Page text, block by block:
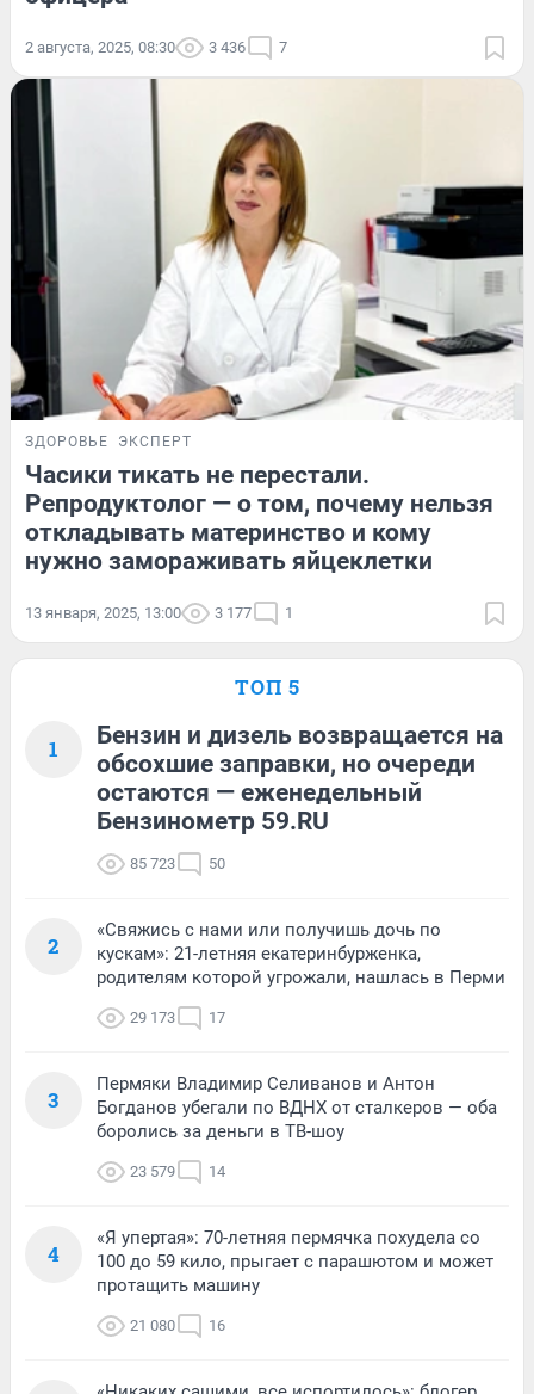
2 августа, 2025, 08:30 3 436 7
ЗДОРОВЬЕ ЭКСПЕРТ
Часики тикать не перестали.
Репродуктолог — о том, почему нельзя
откладывать материнство и кому
нужно замораживать яйцеклетки
13 января, 2025, 13:00 3 177 1
ТОП 5
1
Бензин и дизель возвращается на
обсохшие заправки, но очереди
остаются — еженедельный
Бензинометр 59.RU
85 723 50
2
«Свяжись с нами или получишь дочь по
кускам»: 21-летняя екатеринбурженка,
родителям которой угрожали, нашлась в Перми
29 173 17
3
Пермяки Владимир Селиванов и Антон
Богданов убегали по ВДНХ от сталкеров — оба
боролись за деньги в ТВ-шоу
23 579 14
4
«Я упертая»: 70-летняя пермячка похудела со
100 до 59 кило, прыгает с парашютом и может
протащить машину
21 080 16